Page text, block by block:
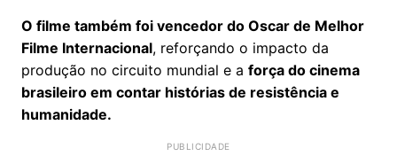
O filme também foi vencedor do Oscar de Melhor
Filme Internacional, reforçando o impacto da
produção no circuito mundial e a força do cinema
brasileiro em contar histórias de resistência e
humanidade.